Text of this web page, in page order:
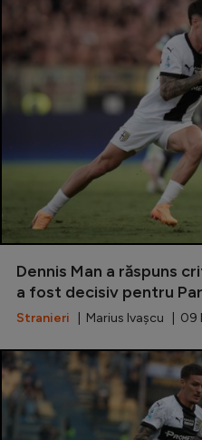
Dennis Man a răspuns
a fost decisiv pentru
Stranieri | Marius Ivașcu | 09